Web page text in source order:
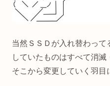
当然ＳＳＤが入れ替わっ
していたものはすべて消滅
そこから変更していく羽目